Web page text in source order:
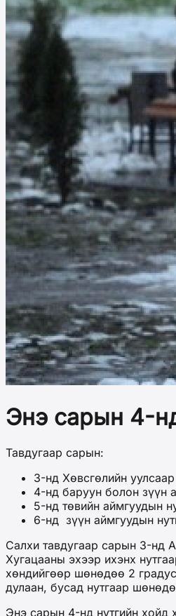
Энэ сарын 4-
Тавдугаар сарын:
3-нд Хөвсгөлийн
4-нд баруун болон зүүн
5-нд төвийн аймгуудын
6-нд зүүн аймгуудын
Салхи тавдугаар сарын 3-нд
Хугацааны эхээр ихэнх
хөндийгөөр шөнөдөө 2
дулаан, бусад нутгаар
Энэ сарын 4-нд нутгийн хойд